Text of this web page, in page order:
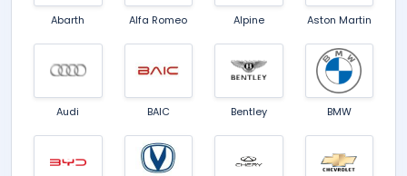
Abarth Alfa Romeo Alpine Aston Martin
Audi BAIC Bentley BMW